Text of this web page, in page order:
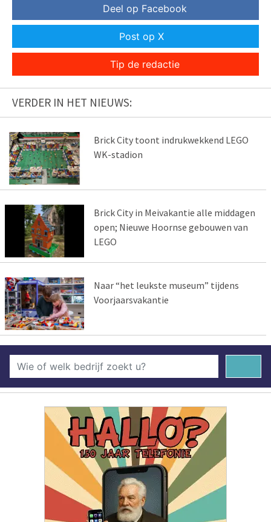
Deel op Facebook
Post op X
Tip de redactie
VERDER IN HET NIEUWS:
Brick City toont indrukwekkend LEGO
WK-stadion
Brick City in Meivakantie alle middagen
open; Nieuwe Hoornse gebouwen van
LEGO
Naar “het leukste museum” tijdens
Voorjaarsvakantie